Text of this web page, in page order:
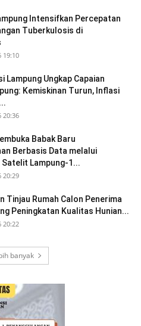
Intensifkan Percepatan
Tuberkulosis di
19:10
Lampung Ungkap Capaian
Kemiskinan Turun, Inflasi
20:36
Babak Baru
Berbasis Data melalui
Satelit Lampung-1...
20:29
Tinjau Rumah Calon Penerima
Peningkatan Kualitas Hunian...
20:22
banyak